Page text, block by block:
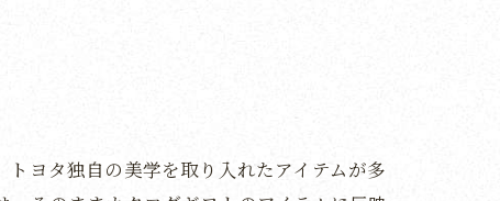
ヨタ独自の美学を取り入れたアイテムが多